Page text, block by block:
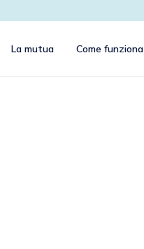
La mutua Come funziona